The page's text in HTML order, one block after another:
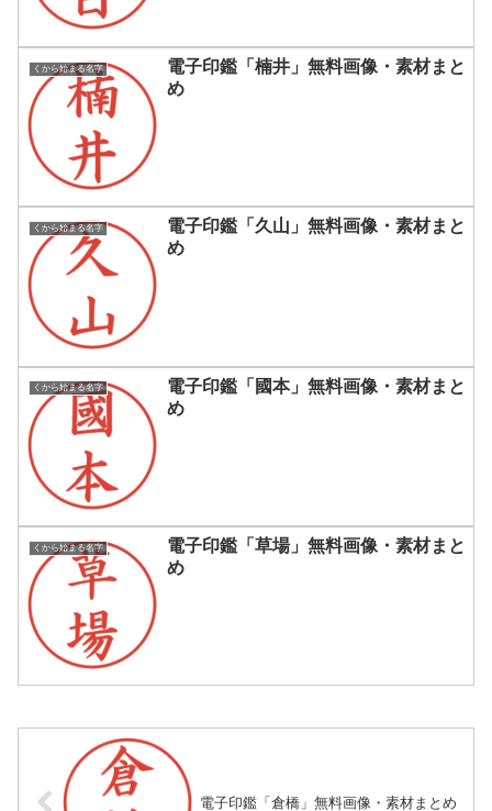
くから始まる名字
電子印鑑「楠井」無料画像・素材まと
め
くから始まる名字
電子印鑑「久山」無料画像・素材まと
め
くから始まる名字
電子印鑑「國本」無料画像・素材まと
め
くから始まる名字
電子印鑑「草場」無料画像・素材まと
め
電子印鑑「倉橋」無料画像・素材まとめ